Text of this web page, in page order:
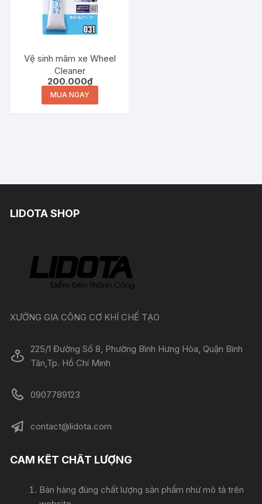
Vệ sinh mâm xe Wheel
Cleaner
200.000₫
MUA NGAY
LIDOTA SHOP
XƯỞNG GIA CÔNG CƠ KHÍ CHẾ TẠO
225/1 Đường Số 8, Phường Bình Hưng Hòa, Quận Bình
Tân,Tp. Hồ Chí Minh
0907789123
contact@lidota.com
CAM KẾT CHẤT LƯỢNG
Bán hàng đúng chất lượng sản phẩm như mô tả trên